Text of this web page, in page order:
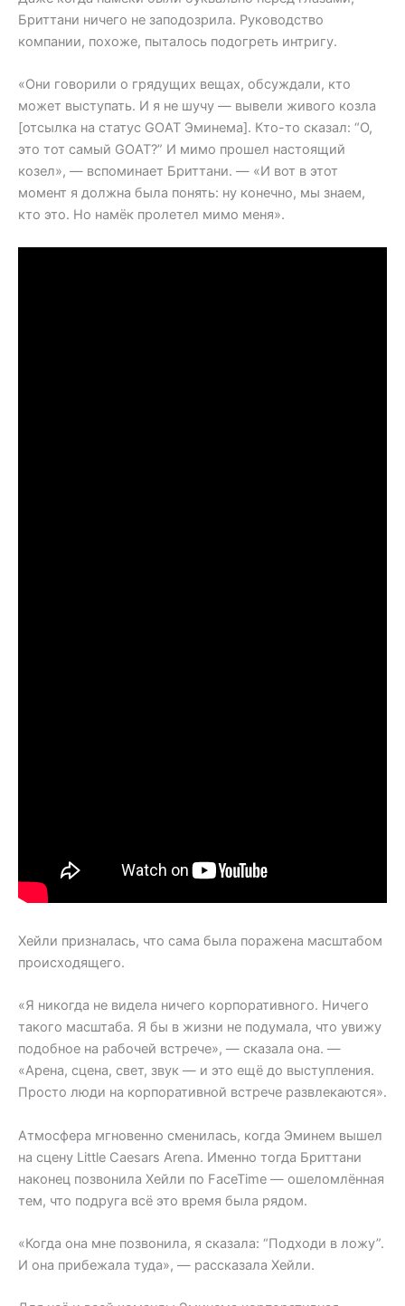
Бриттани ничего не заподозрила. Руководство
компании, похоже, пыталось подогреть интригу.
«Они говорили о грядущих вещах, обсуждали, кто
может выступать. И я не шучу — вывели живого козла
[отсылка на статус GOAT Эминема]. Кто-то сказал: “О,
это тот самый GOAT?” И мимо прошел настоящий
козел», — вспоминает Бриттани. — «И вот в этот
момент я должна была понять: ну конечно, мы знаем,
кто это. Но намёк пролетел мимо меня».
Хейли призналась, что сама была поражена масштабом
происходящего.
«Я никогда не видела ничего корпоративного. Ничего
такого масштаба. Я бы в жизни не подумала, что увижу
подобное на рабочей встрече», — сказала она. —
«Арена, сцена, свет, звук — и это ещё до выступления.
Просто люди на корпоративной встрече развлекаются».
Атмосфера мгновенно сменилась, когда Эминем вышел
на сцену Little Caesars Arena. Именно тогда Бриттани
наконец позвонила Хейли по FaceTime — ошеломлённая
тем, что подруга всё это время была рядом.
«Когда она мне позвонила, я сказала: “Подходи в ложу”.
И она прибежала туда», — рассказала Хейли.